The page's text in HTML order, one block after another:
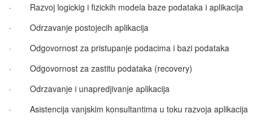
·
Razvoj logickig i fizickih modela baze podataka i aplikacija
·
Odrzavanje postojecih aplikacija
·
Odgovornost za pristupanje podacima i bazi podataka
·
Odgovornost za zastitu podataka (recovery)
·
Odrzavanje i unapredjivanje aplikacija
·
Asistencija vanjskim konsultantima u toku razvoja aplikacija